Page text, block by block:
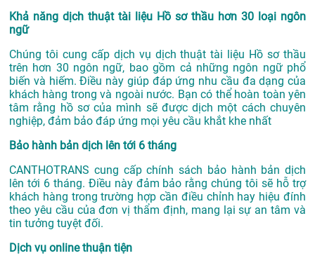
Khả năng dịch thuật tài liệu Hồ sơ thầu hơn 30 loại ngôn
ngữ
Chúng tôi cung cấp dịch vụ dịch thuật tài liệu Hồ sơ thầu
trên hơn 30 ngôn ngữ, bao gồm cả những ngôn ngữ phổ
biến và hiếm. Điều này giúp đáp ứng nhu cầu đa dạng của
khách hàng trong và ngoài nước. Bạn có thể hoàn toàn yên
tâm rằng hồ sơ của mình sẽ được dịch một cách chuyên
nghiệp, đảm bảo đáp ứng mọi yêu cầu khắt khe nhất
Bảo hành bản dịch lên tới 6 tháng
CANTHOTRANS cung cấp chính sách bảo hành bản dịch
lên tới 6 tháng. Điều này đảm bảo rằng chúng tôi sẽ hỗ trợ
khách hàng trong trường hợp cần điều chỉnh hay hiệu đính
theo yêu cầu của đơn vị thẩm định, mang lại sự an tâm và
tin tưởng tuyệt đối.
Dịch vụ online thuận tiện